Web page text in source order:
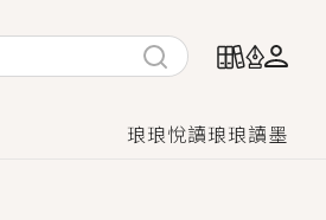
琅琅悅讀琅琅讀墨